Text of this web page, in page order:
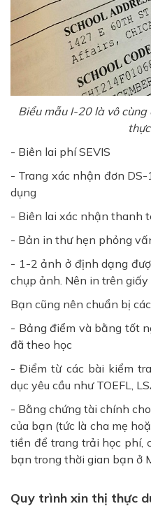
Biểu mẫu I-20 là vô
- Biên lai phí SEVIS
- Trang xác nhận đơn
dụng
- Biên lai xác nhận thanh
- Bản in thư hẹn phỏng
- 1-2 ảnh ở định dạng
chụp ảnh. Nên in trên giấy
Bạn cũng nên chuẩn bị
- Bảng điểm và bằng tốt
đã theo học
- Điểm từ các bài kiểm
dục yêu cầu như TOEFL,
- Bằng chứng tài chính
của bạn (tức là cha mẹ
tiền để trang trải học phí,
bạn trong thời gian bạn ở
Quy trình xin thị thực